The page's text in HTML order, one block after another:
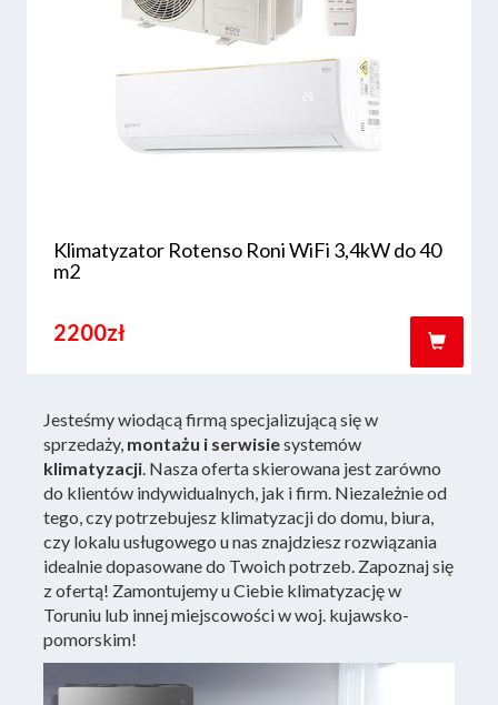
Klimatyzator Rotenso Roni WiFi 3,4kW do 40
m2
2200zł
Jesteśmy wiodącą firmą specjalizującą się w
sprzedaży, montażu i serwisiesystemów
klimatyzacji . Nasza oferta skierowana jest zarówno
do klientów indywidualnych, jak i firm. Niezależnie od
tego, czy potrzebujesz klimatyzacji do domu, biura,
czy lokalu usługowego u nas znajdziesz rozwiązania
idealnie dopasowane do Twoich potrzeb. Zapoznaj się
z ofertą! Zamontujemy u Ciebie klimatyzację w
Toruniu lub innej miejscowości w woj. kujawsko-
pomorskim!